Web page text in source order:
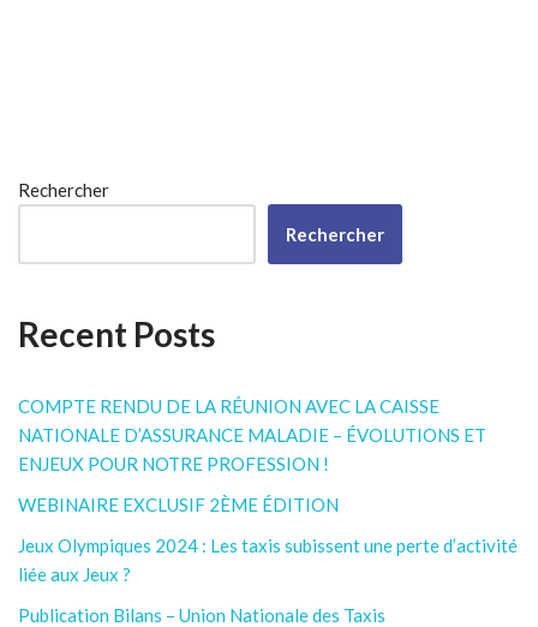
Rechercher
Rechercher
Recent Posts
COMPTE RENDU DE LA RÉUNION AVEC LA CAISSE
NATIONALE D’ASSURANCE MALADIE – ÉVOLUTIONS ET
ENJEUX POUR NOTRE PROFESSION !
WEBINAIRE EXCLUSIF 2ÈME ÉDITION
Jeux Olympiques 2024 : Les taxis subissent une perte d’activité
liée aux Jeux ?
Publication Bilans – Union Nationale des Taxis